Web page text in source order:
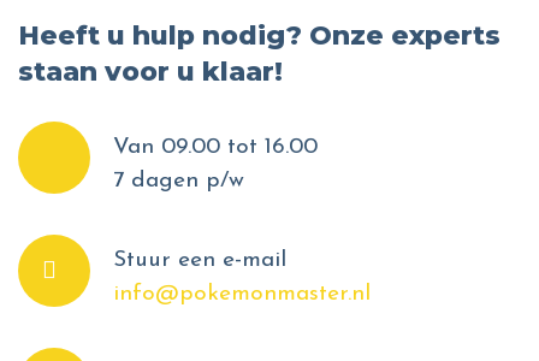
Heeft u hulp nodig? Onze experts
staan voor u klaar!
Van 09.00 tot 16.00
7 dagen p/w
Stuur een e-mail
info@pokemonmaster.nl